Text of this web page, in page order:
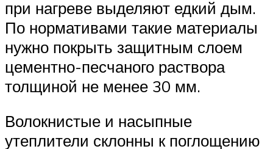
при нагреве выделяют едкий дым.
По нормативами такие материалы
нужно покрыть защитным слоем
цементно-песчаного раствора
толщиной не менее 30 мм.
Волокнистые и насыпные
утеплители склонны к поглощению